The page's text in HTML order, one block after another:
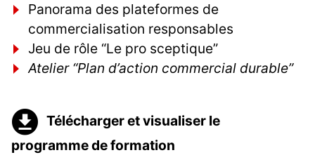
Panorama des plateformes de
commercialisation responsables
Jeu de rôle “Le pro sceptique”
Atelier “Plan d’action commercial durable”
Télécharger et visualiser le
programme de formation